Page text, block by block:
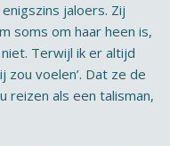
jaloers. Zij
soms om haar heen is,
Terwijl ik er altijd
zou voelen’. Dat ze de
reizen als een talisman,